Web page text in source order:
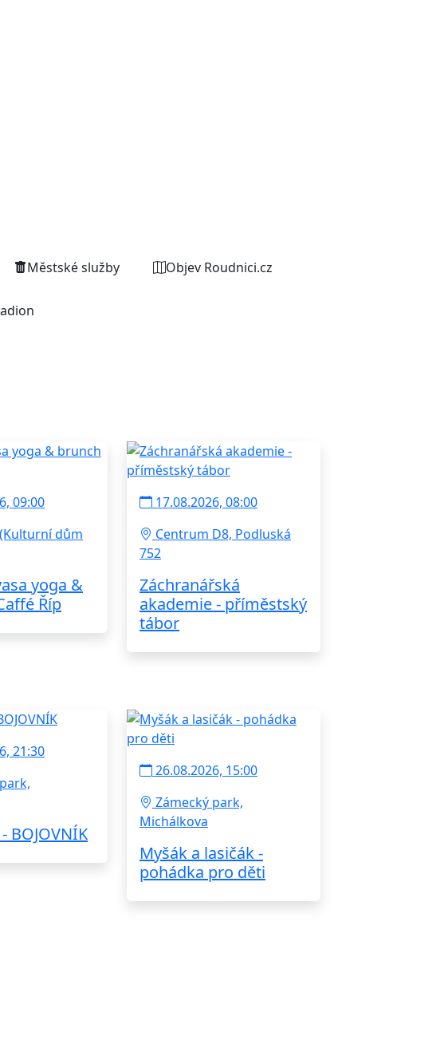
Městské služby Objev Roudnici.cz
09:00
dům
yoga &
Říp
17.08.2026, 08:00
Centrum D8, Podluská
752
Záchranářská
akademie - příměstský
tábor
21:30
BOJOVNÍK
26.08.2026, 15:00
Zámecký park,
Michálkova
Myšák a lasičák -
pohádka pro děti